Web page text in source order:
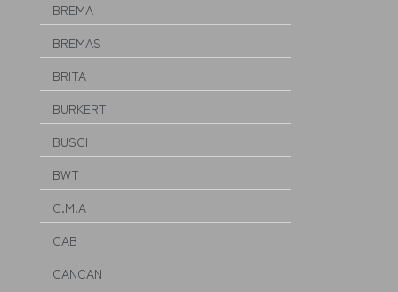
BREMA
BREMAS
BRITA
BURKERT
BUSCH
BWT
C.M.A
CAB
CANCAN